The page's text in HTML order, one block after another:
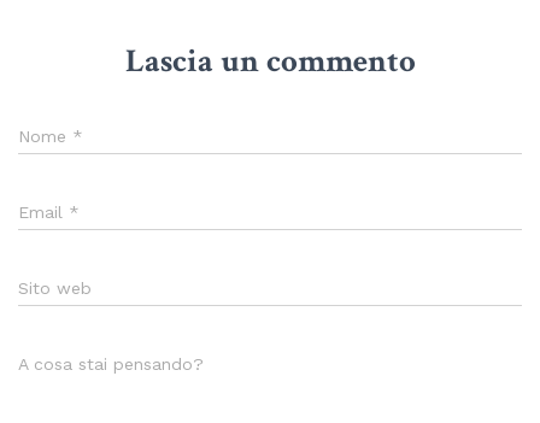
Lascia un commento
Nome *
Email *
Sito web
A cosa stai pensando?